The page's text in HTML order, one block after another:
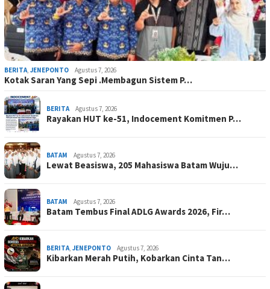
BERITA, JENEPONTO Agustus 7, 2026
Kotak Saran Yang Sepi .Membagun Sistem P…
BERITA Agustus 7, 2026
Rayakan HUT ke-51, Indocement Komitmen P…
BATAM Agustus 7, 2026
Lewat Beasiswa, 205 Mahasiswa Batam Wuju…
BATAM Agustus 7, 2026
Batam Tembus Final ADLG Awards 2026, Fir…
BERITA, JENEPONTO Agustus 7, 2026
Kibarkan Merah Putih, Kobarkan Cinta Tan…